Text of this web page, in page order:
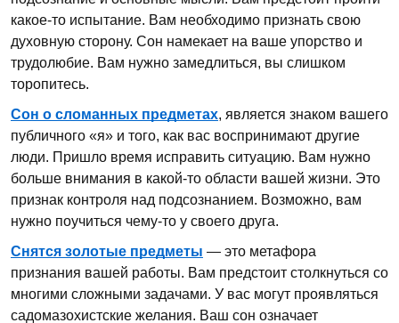
какое-то испытание. Вам необходимо признать свою
духовную сторону. Сон намекает на ваше упорство и
трудолюбие. Вам нужно замедлиться, вы слишком
торопитесь.
Сон о сломанных предметах, является знаком вашего
публичного «я» и того, как вас воспринимают другие
люди. Пришло время исправить ситуацию. Вам нужно
больше внимания в какой-то области вашей жизни. Это
признак контроля над подсознанием. Возможно, вам
нужно поучиться чему-то у своего друга.
Снятся золотые предметы — это метафора
признания вашей работы. Вам предстоит столкнуться со
многими сложными задачами. У вас могут проявляться
садомазохистские желания. Ваш сон означает